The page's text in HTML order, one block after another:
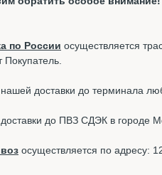
по России осуществляется
Покупатель.
доставки до терминала
до ПВЗ СДЭК в городе
осуществляется по адресу: